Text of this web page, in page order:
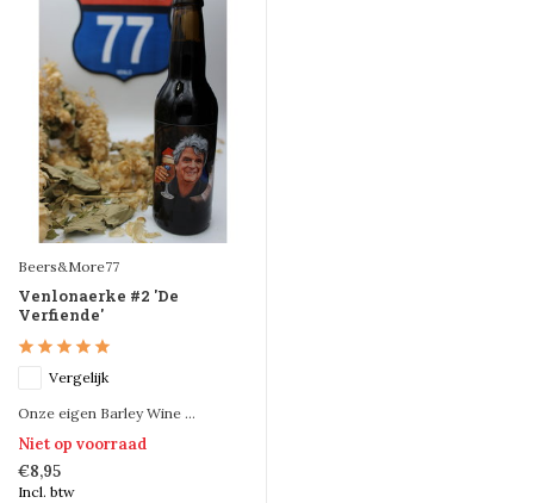
Beers&More77
Venlonaerke #2 'De
Verfiende'
Vergelijk
Onze eigen Barley Wine ...
Niet op voorraad
€8,95
Incl. btw